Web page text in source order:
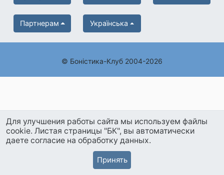
Партнерам Українська
© Боністика-Клуб 2004-2026
Для улучшения работы сайта мы используем файлы
cookie. Листая страницы "БК", вы автоматически
даете согласие на обработку данных.
Принять